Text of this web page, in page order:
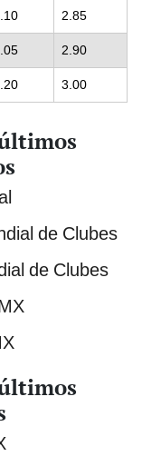
2.85
2.90
3.00
de Clubes
de Clubes